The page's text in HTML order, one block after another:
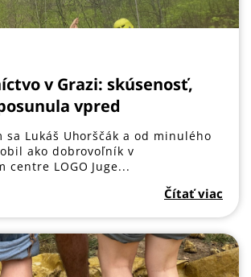
v Grazi: skúsenosť,
vpred
sa Lukáš Uhorščák a od minulého
ako dobrovoľník v
centre LOGO Juge...
Čítať viac